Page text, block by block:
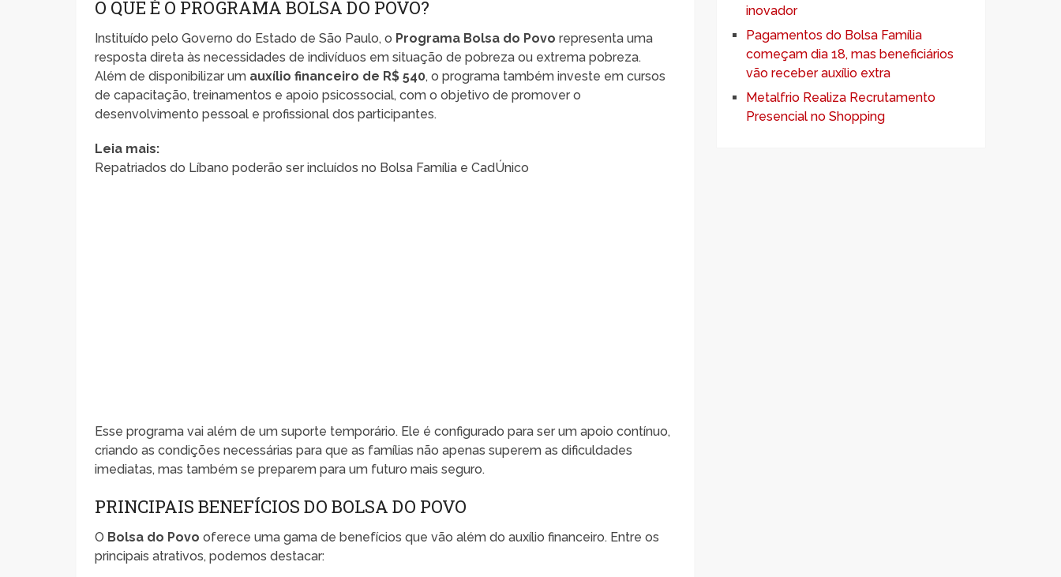
O QUE É O PROGRAMA BOLSA DO POVO?
Instituído pelo Governo do Estado de São Paulo, o Programa Bolsa do Povo representa uma
resposta direta às necessidades de indivíduos em situação de pobreza ou extrema pobreza.
Além de disponibilizar um auxílio financeiro de R$ 540, o programa também investe em cursos
de capacitação, treinamentos e apoio psicossocial, com o objetivo de promover o
desenvolvimento pessoal e profissional dos participantes.
Leia mais:
Repatriados do Líbano poderão ser incluídos no Bolsa Família e CadÚnico
Esse programa vai além de um suporte temporário. Ele é configurado para ser um apoio contínuo,
criando as condições necessárias para que as famílias não apenas superem as dificuldades
imediatas, mas também se preparem para um futuro mais seguro.
PRINCIPAIS BENEFÍCIOS DO BOLSA DO POVO
O Bolsa do Povo oferece uma gama de benefícios que vão além do auxílio financeiro. Entre os
principais atrativos, podemos destacar:
inovador
Pagamentos do Bolsa Família
começam dia 18, mas beneficiários
vão receber auxílio extra
Metalfrio Realiza Recrutamento
Presencial no Shopping